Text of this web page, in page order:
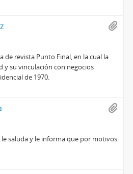
de revista Punto Final, en la cual la
y su vinculación con negocios
de 1970.
le saluda y le informa que por motivos